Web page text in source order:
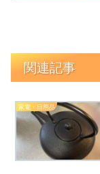
関連記事
家電・日用品